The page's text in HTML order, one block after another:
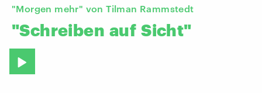
"Morgen mehr" von Tilman Rammstedt
"Schreiben auf Sicht"